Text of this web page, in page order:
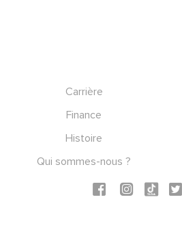
Carrière
Finance
Histoire
Qui sommes-nous ?
Social icons